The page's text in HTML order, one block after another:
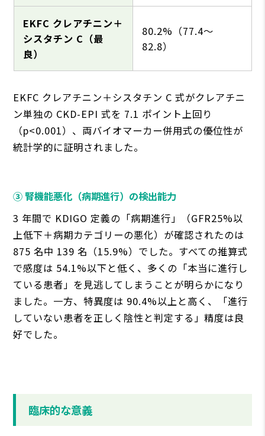
EKFC クレアチニン＋
シスタチン C（最
良）
80.2%（77.4〜
82.8）
EKFC クレアチニン＋シスタチン C 式がクレアチニ
ン単独の CKD-EPI 式を 7.1 ポイント上回り
（p<0.001）、両バイオマーカー併⽤式の優位性が
統計学的に証明されました。
③ 腎機能悪化（病期進⾏）の検出能⼒
3 年間で KDIGO 定義の「病期進⾏」（GFR25%以
上低下＋病期カテゴリーの悪化）が確認されたのは
875 名中 139 名（15.9%）でした。すべての推算式
で感度は 54.1%以下と低く、多くの「本当に進⾏し
ている患者」を⾒逃してしまうことが明らかになり
ました。⼀⽅、特異度は 90.4%以上と⾼く、「進⾏
していない患者を正しく陰性と判定する」精度は良
好でした。
臨床的な意義